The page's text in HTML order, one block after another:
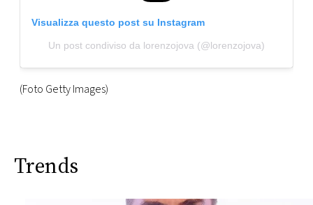
Visualizza questo post su Instagram
Un post condiviso da lorenzojova (@lorenzojova)
(Foto Getty Images)
Trends